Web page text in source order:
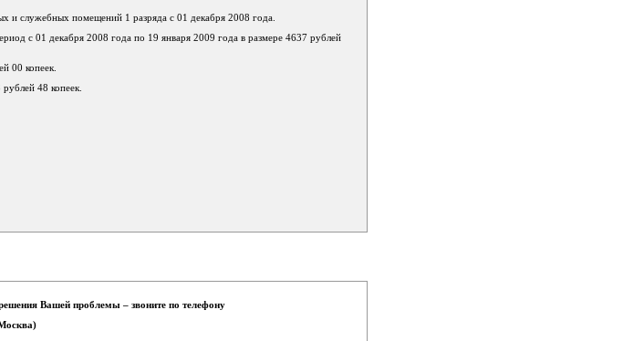
служебных помещений 1 разряда с 01 декабря 2008 года.
с 01 декабря 2008 года по 19 января 2009 года в размере 4637 рублей
00 копеек.
48 копеек.
Вашей проблемы – звоните по телефону